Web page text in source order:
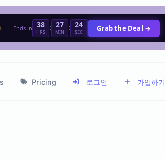
Ends in 38
HRS : 27
MIN : 24
SEC Grab the Deal →
Pricing 로그인 가입하기